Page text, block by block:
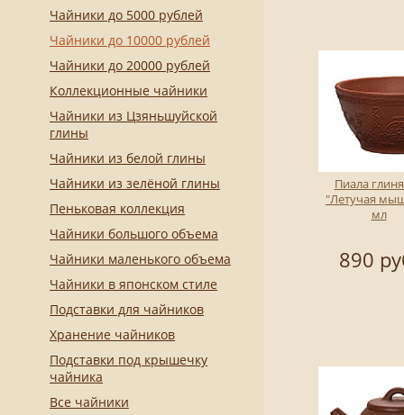
Чайники до 5000 рублей
Чайники до 10000 рублей
Чайники до 20000 рублей
Коллекционные чайники
Чайники из Цзяньшуйской
глины
Чайники из белой глины
Чайники из зелёной глины
Пеньковая коллекция
Чайники большого объема
Чайники маленького объема
Чайники в японском стиле
Подставки для чайников
Хранение чайников
Подставки под крышечку
чайника
Все чайники
Пиала
"Летучая
мл
890